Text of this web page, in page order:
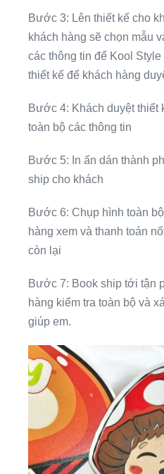
Bước 3: Lên thiết kế cho
khách hàng sẽ chọn mẫu
các thông tin để Kool
thiết kế để khách hàng
Bước 4: Khách duyệt thiết
toàn bộ các thông tin
Bước 5: In ấn dán thành
ship cho khách
Bước 6: Chụp hình toàn
hàng xem và thanh toán
còn lại
Bước 7: Book ship tới tận
hàng kiểm tra toàn bộ và
giúp em.